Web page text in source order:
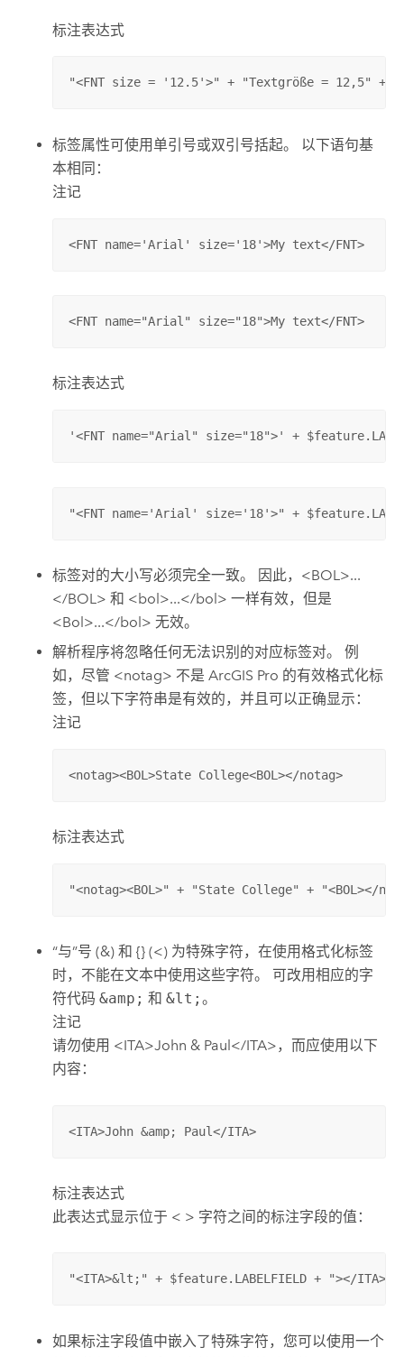
标注表达式
"<FNT size = '12.5'>" + "Textgröße = 12,5" +
标签属性可使用单引号或双引号括起。 以下语句基
本相同：
注记
<FNT name='Arial' size='18'>My text</FNT>
<FNT name="Arial" size="18">My text</FNT>
标注表达式
'<FNT name="Arial" size="18">' +
"<FNT name='Arial' size='18'>" +
标签对的大小写必须完全一致。 因此，<BOL>...
</BOL> 和 <bol>...</bol> 一样有效，但是
<Bol>...</bol> 无效。
解析程序将忽略任何无法识别的对应标签对。 例
如，尽管 <notag> 不是ArcGIS Pro 的有效格式化标
签，但以下字符串是有效的，并且可以正确显示：
注记
<notag><BOL>State College<BOL></notag>
标注表达式
"<notag><BOL>" + "State College" + "<BOL></
“与”号 (&) 和 {} (<) 为特殊字符，在使用格式化标签
时，不能在文本中使用这些字符。 可改用相应的字
符代码&amp; 和&lt;。
注记
请勿使用 <ITA>John & Paul</ITA>，而应使用以下
内容：
<ITA>John &amp; Paul</ITA>
标注表达式
此表达式显示位于 < > 字符之间的标注字段的值：
"<ITA>&lt;" + $feature.LABELFIELD + "></ITA>"
如果标注字段值中嵌入了特殊字符，您可以使用一个